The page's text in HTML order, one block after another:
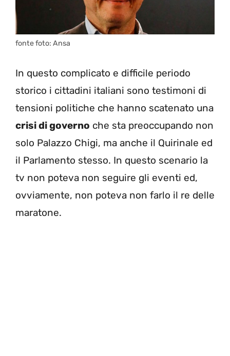
fonte foto: Ansa
In questo complicato e difficile periodo
storico i cittadini italiani sono testimoni di
tensioni politiche che hanno scatenato una
crisi di governo che sta preoccupando non
solo Palazzo Chigi, ma anche il Quirinale ed
il Parlamento stesso. In questo scenario la
tv non poteva non seguire gli eventi ed,
ovviamente, non poteva non farlo il re delle
maratone.